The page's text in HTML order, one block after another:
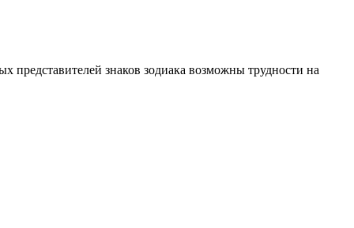
знаков зодиака возможны трудности на